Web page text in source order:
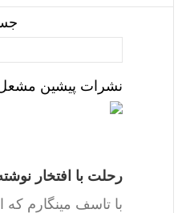
نشرات پیشین
رحلت با افتخار
با تاسف مینگارم که